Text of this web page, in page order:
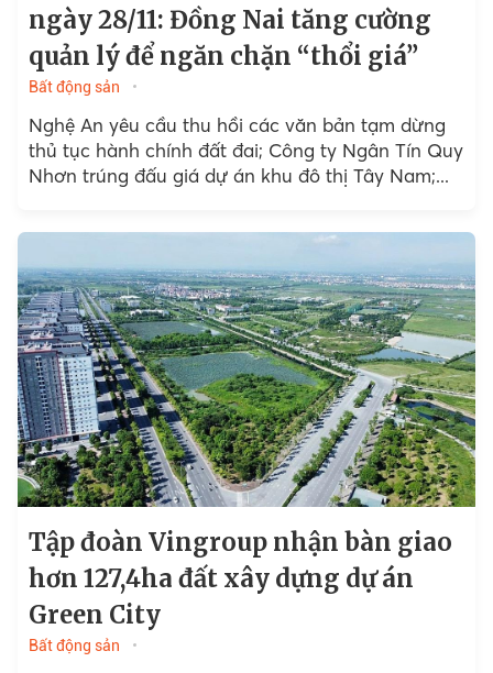
ngày 28/11: Đồng Nai tăng cường
quản lý để ngăn chặn “thổi giá”
Bất động sản
Nghệ An yêu cầu thu hồi các văn bản tạm dừng
thủ tục hành chính đất đai; Công ty Ngân Tín Quy
Nhơn trúng đấu giá dự án khu đô thị Tây Nam;...
Tập đoàn Vingroup nhận bàn giao
hơn 127,4ha đất xây dựng dự án
Green City
Bất động sản